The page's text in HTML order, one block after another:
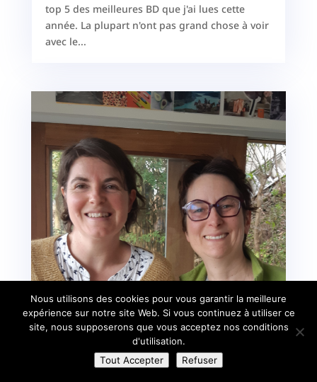
top 5 des meilleures BD que j'ai lues cette
année. La plupart n'ont pas grand chose à voir
avec le...
Nous utilisons des cookies pour vous garantir la meilleure
expérience sur notre site Web. Si vous continuez à utiliser ce
site, nous supposerons que vous acceptez nos conditions
d'utilisation.
Tout Accepter
Refuser